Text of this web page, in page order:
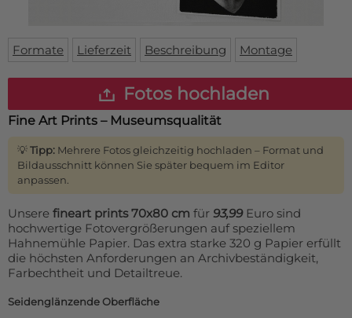
Custom skateboard deck
Login
WhatsApp
Formate Lieferzeit Beschreibung Montage
Fotos hochladen
Fine Art Prints – Museumsqualität
💡Tipp: Mehrere Fotos gleichzeitig hochladen – Format und
Bildausschnitt können Sie später bequem im Editor
anpassen.
Unsere fineart prints 70x80 cm für 93,99Euro sind
hochwertige Fotovergrößerungen auf speziellem
Hahnemühle Papier. Das extra starke 320 g Papier erfüllt
die höchsten Anforderungen an Archivbeständigkeit,
Farbechtheit und Detailtreue.
Seidenglänzende Oberfläche